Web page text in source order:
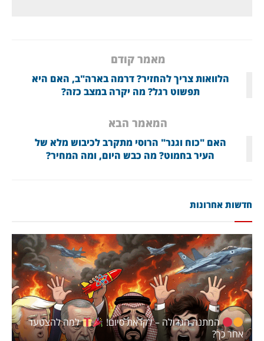
מאמר קודם
הלוואות צריך להחזיר? דרמה בארה"ב, האם היא
תפשוט רגל? מה יקרה במצב כזה?
המאמר הבא
האם "כוח וגנר" הרוסי מתקרב לכיבוש מלא של
העיר בחמוט? מה כבש היום, ומה המחיר?
חדשות אחרונות
המתנה הגדולה – לקראת סיום!
למה להצטער
אחר כך?